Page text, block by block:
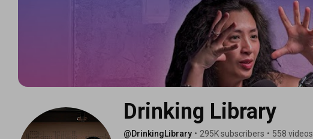
Drinking Library
@DrinkingLibrary • 295K subscribers • 558 videos